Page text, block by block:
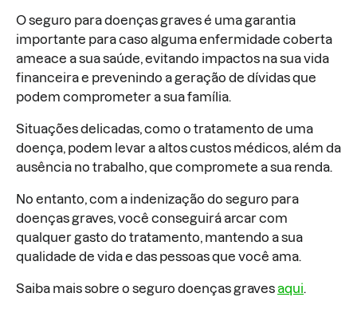
O seguro para doenças graves é uma garantia
importante para caso alguma enfermidade coberta
ameace a sua saúde, evitando impactos na sua vida
financeira e prevenindo a geração de dívidas que
podem comprometer a sua família.
Situações delicadas, como o tratamento de uma
doença, podem levar a altos custos médicos, além da
ausência no trabalho, que compromete a sua renda.
No entanto, com a indenização do seguro para
doenças graves, você conseguirá arcar com
qualquer gasto do tratamento, mantendo a sua
qualidade de vida e das pessoas que você ama.
Saiba mais sobre o seguro doenças gravesaqui.